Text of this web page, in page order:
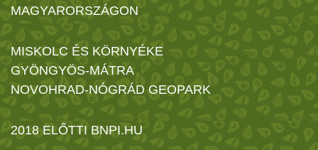
MAGYARORSZÁGON
MISKOLC ÉS KÖRNYÉKE
GYÖNGYÖS-MÁTRA
NOVOHRAD-NÓGRÁD GEOPARK
2018 ELŐTTI BNPI.HU